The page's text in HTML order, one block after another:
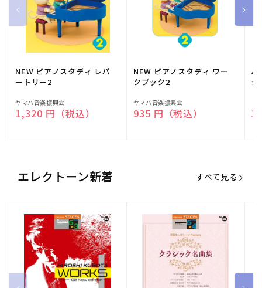
NEW ピアノスタディ レパ
ートリー2
販
売
ヤマハ音楽振興会
通常価格
1,320 円（税込）
NEW ピアノスタディ ワー
クブック2
販
売
ヤマハ音楽振興会
通常価格
935 円（税込）
バ
ク
売
エレクトーン新着 すべて見る